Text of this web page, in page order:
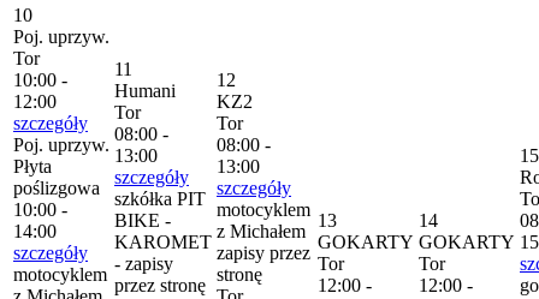
10
Poj. uprzyw.
Tor
10:00 -
12:00
szczegóły
Poj. uprzyw.
Płyta
poślizgowa
10:00 -
14:00
szczegóły
motocyklem
11
Humani
Tor
08:00 -
13:00
szczegóły
szkółka PIT
BIKE -
KAROMET
- zapisy
przez stronę
12
KZ2
Tor
08:00 -
13:00
szczegóły
motocyklem
z Michałem
zapisy przez
stronę
13
GOKARTY
Tor
12:00 -
14
GOKARTY
Tor
12:00 -
15